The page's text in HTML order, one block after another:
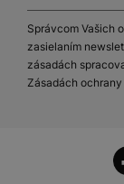
Správcom Vašich
zasielaním
zásadách
Zásadách